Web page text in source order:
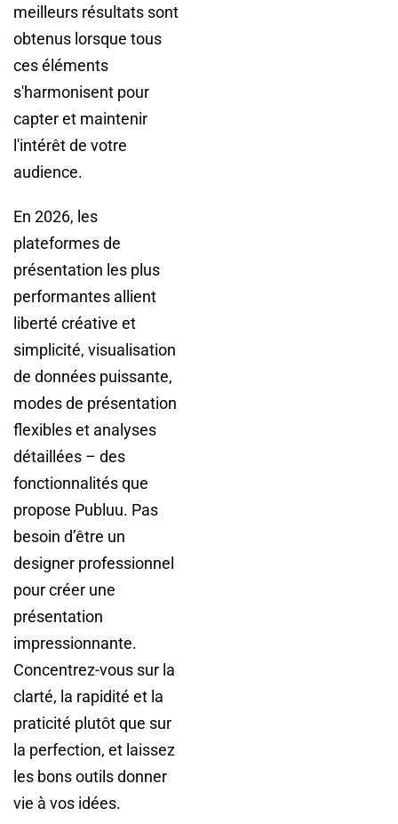
meilleurs résultats sont
obtenus lorsque tous
ces éléments
s'harmonisent pour
capter et maintenir
l'intérêt de votre
audience.
En 2026, les
plateformes de
présentation les plus
performantes allient
liberté créative et
simplicité, visualisation
de données puissante,
modes de présentation
flexibles et analyses
détaillées – des
fonctionnalités que
propose Publuu. Pas
besoin d’être un
designer professionnel
pour créer une
présentation
impressionnante.
Concentrez-vous sur la
clarté, la rapidité et la
praticité plutôt que sur
la perfection, et laissez
les bons outils donner
vie à vos idées.